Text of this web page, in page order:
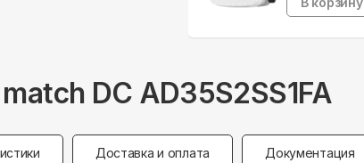
DC AD35S2SS1FA
Доставка и оплата Документация